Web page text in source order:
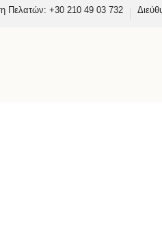
Πελατών: +30 210 49 03 732